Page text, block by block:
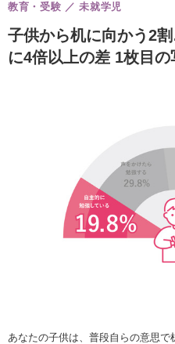
子供から机に向かう2
に4倍以上の差 1枚目
教育・受験 未就学児
あなたの子供は、普段自らの意思